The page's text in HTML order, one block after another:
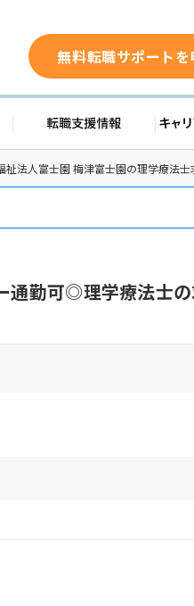
941-651 無料転職サポート
転職成功事例 転職支
祉法人富士園 梅津富士園の理学療法士
通勤可◎理学療法士